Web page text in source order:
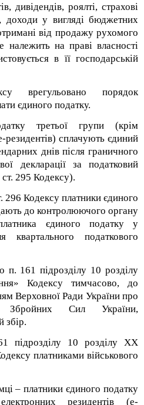
дивідендів, роялті, страхові
доходи у вигляді бюджетних
від продажу рухомого
на праві власності
в її господарській
врегульовано порядок
єдиного податку.
третьої групи (крім
резидентів) сплачують єдиний
днів після граничного
декларації за податковий
295 Кодексу).
296 Кодексу платники єдиного
до контролюючого органу
єдиного податку у
квартального податкового
п. 161 підрозділу 10 розділу
Кодексу тимчасово, до
Верховної Ради України про
Збройних Сил України,
збір.
1 підрозділу 10 розділу XX
платниками військового
– платники єдиного податку
резидентів (е-